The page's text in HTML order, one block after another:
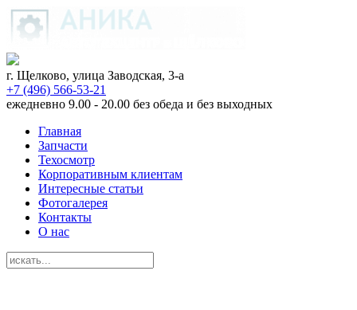
г. Щелково, улица Заводская, 3-а
+7 (496) 566-53-21
ежедневно 9.00 - 20.00 без обеда и без выходных
Главная
Запчасти
Техосмотр
Корпоративным клиентам
Интересные статьи
Фотогалерея
Контакты
О нас